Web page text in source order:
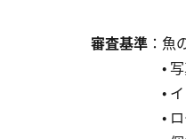
審査基準 ：魚
• 写真
• イン
• ロケ